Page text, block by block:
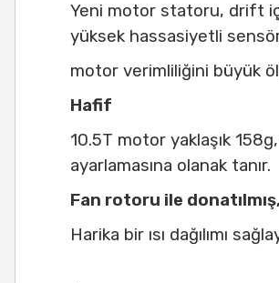
Yeni motor statoru, drift
yüksek hassasiyetli
motor verimliliğini büyük
Hafif
10.5T motor yaklaşık 158g,
ayarlamasına olanak tanır.
Fan rotoru ile donatılmış,
Harika bir ısı dağılımı